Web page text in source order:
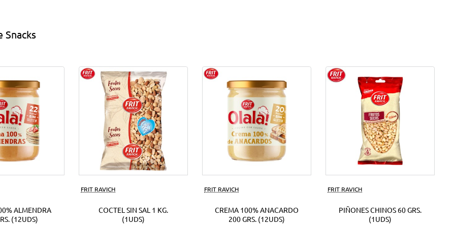
Snacks
ALMENDRA
(12UDS)
FRIT RAVICH
COCTEL SIN SAL 1 KG.
(1UDS)
FRIT RAVICH
CREMA 100% ANACARDO
200 GRS. (12UDS)
FRIT RAVICH
PIÑONES CHINOS 60 GRS.
(1UDS)